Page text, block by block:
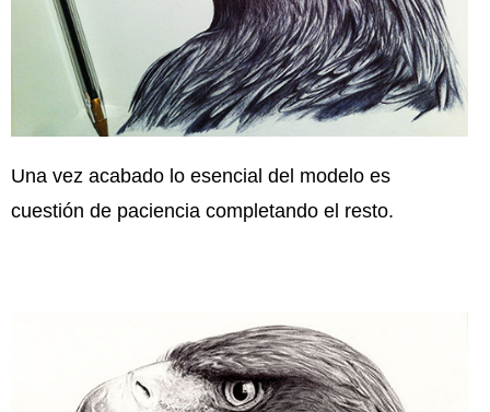
Una vez acabado lo esencial del modelo es
cuestión de paciencia completando el resto.